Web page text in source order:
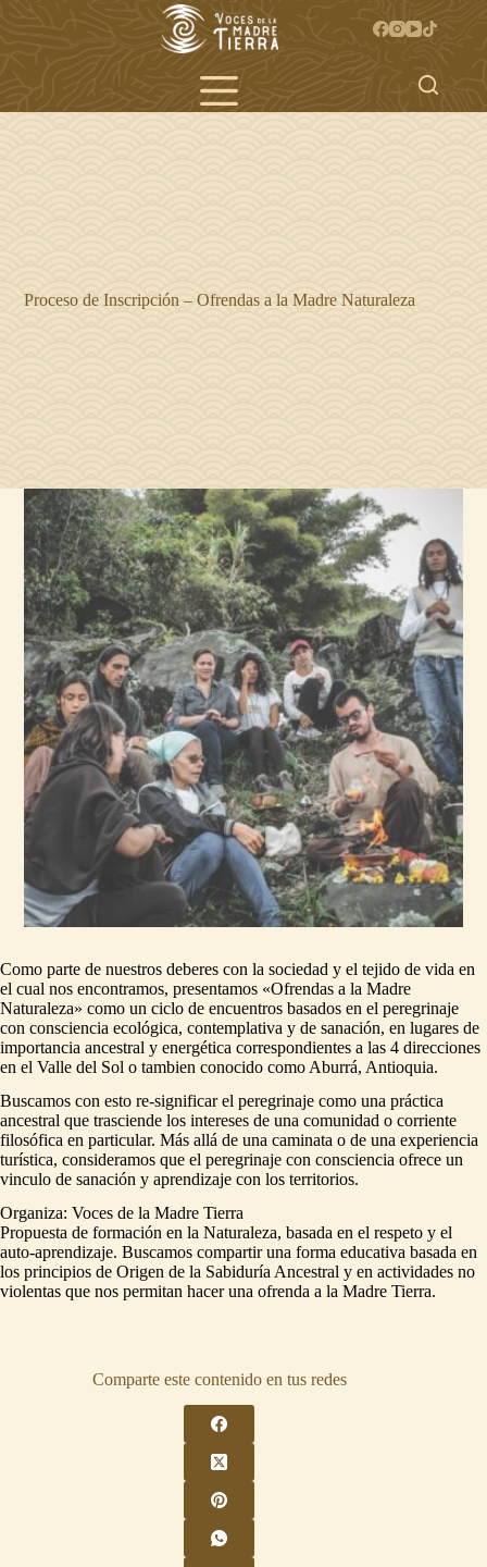
Proceso de Inscripción – Ofrendas a la Madre Naturaleza
Como parte de nuestros deberes con la sociedad y el tejido de vida en
el cual nos encontramos, presentamos «Ofrendas a la Madre
Naturaleza» como un ciclo de encuentros basados en el peregrinaje
con consciencia ecológica, contemplativa y de sanación, en lugares de
importancia ancestral y energética correspondientes a las 4 direcciones
en el Valle del Sol o tambien conocido como Aburrá, Antioquia.
Buscamos con esto re-significar el peregrinaje como una práctica
ancestral que trasciende los intereses de una comunidad o corriente
filosófica en particular. Más allá de una caminata o de una experiencia
turística, consideramos que el peregrinaje con consciencia ofrece un
vinculo de sanación y aprendizaje con los territorios.
Organiza: Voces de la Madre Tierra
Propuesta de formación en la Naturaleza, basada en el respeto y el
auto-aprendizaje. Buscamos compartir una forma educativa basada en
los principios de Origen de la Sabiduría Ancestral y en actividades no
violentas que nos permitan hacer una ofrenda a la Madre Tierra.
Comparte este contenido en tus redes